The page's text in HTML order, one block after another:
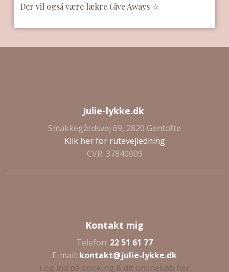
Der vil også være lækre Give Aways ☆​
Julie-lykke.dk
Smakkegårdsvej 69, 2820 Gentofte
Klik her for rutevejledning
CVR: 37840009
Kontakt mig
Telefon: 22 51 61 77
E-mail: kontakt@julie-lykke.dk
Log ind på booking & dit onlinekøb her